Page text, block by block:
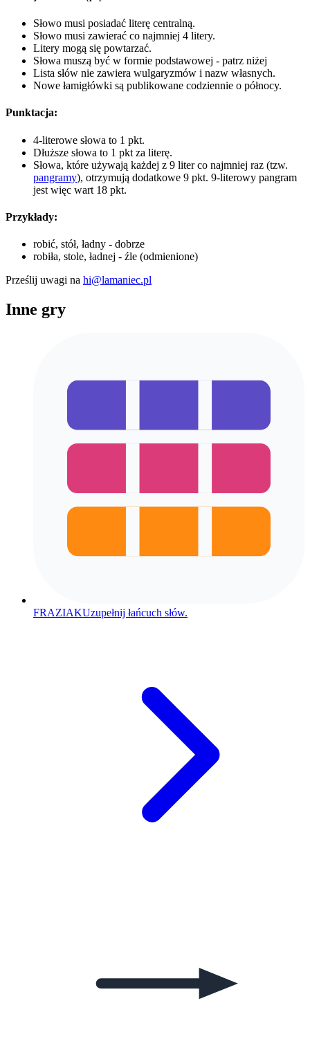
Słowo musi posiadać literę centralną.
Słowo musi zawierać co najmniej 4 litery.
Litery mogą się powtarzać.
Słowa muszą być w formie podstawowej - patrz niżej
Lista słów nie zawiera wulgaryzmów i nazw własnych.
Nowe łamigłówki są publikowane codziennie o północy.
Punktacja:
4-literowe słowa to 1 pkt.
Dłuższe słowa to 1 pkt za literę.
Słowa, które używają każdej z 9 liter co najmniej raz (tzw.
pangramy), otrzymują dodatkowe 9 pkt. 9-literowy pangram
jest więc wart 18 pkt.
Przykłady:
robić, stół, ładny - dobrze
robiła, stole, ładnej - źle (odmienione)
Prześlij uwagi na hi@lamaniec.pl
Inne gry
FRAZIAKUzupełnij łańcuch słów.